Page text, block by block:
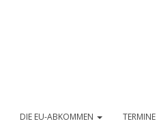
DIE EU-ABKOMMEN TERMINE